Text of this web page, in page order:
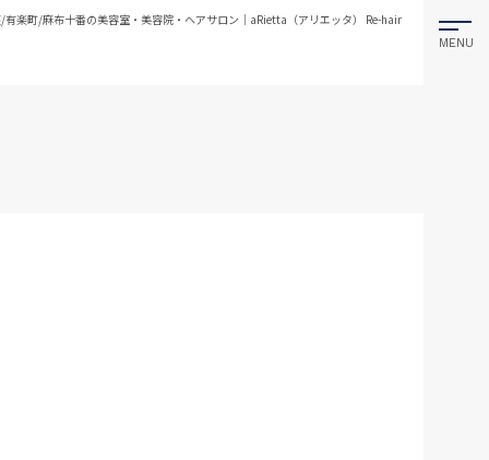
有楽町/麻布十番の美容室・美容院・ヘアサロン｜aRietta（アリエッタ） Re-hair